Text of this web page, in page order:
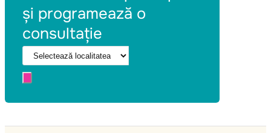
și programează o
consultație